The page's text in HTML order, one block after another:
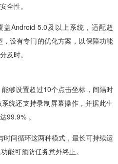
全性。
Android 5.0及以上系统，适配超
设有专门的优化方案，以保障功能
及时。
够设置超过10个点击坐标，间隔时
统还支持录制屏幕操作，并据此生
99.9% 。
间循环这两种模式，最长可持续运
能可预防任务意外终止。